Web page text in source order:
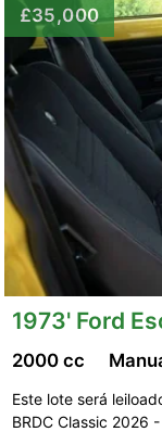
£35,000
1973' Ford
2000 cc
Este lote será
BRDC Classic 2026